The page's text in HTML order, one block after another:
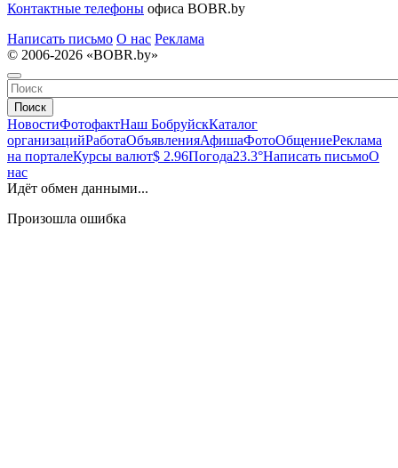
Контактные телефоны офиса BOBR.by
Написать письмо О нас Реклама
© 2006-2026 «BOBR.by»
Поиск
НовостиФотофактНаш БобруйскКаталог
организацийРаботаОбъявленияАфишаФотоОбщениеРеклама
на порталеКурсы валют$ 2.96Погода23.3°Написать письмоО
нас
Идёт обмен данными...
Произошла ошибка